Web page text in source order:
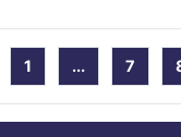
1 ... 7